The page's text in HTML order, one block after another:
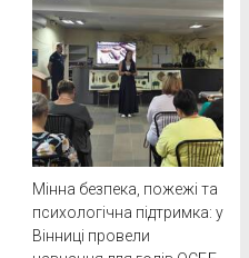
Мінна безпека, пожежі та
психологічна підтримка: у
Вінниці провели